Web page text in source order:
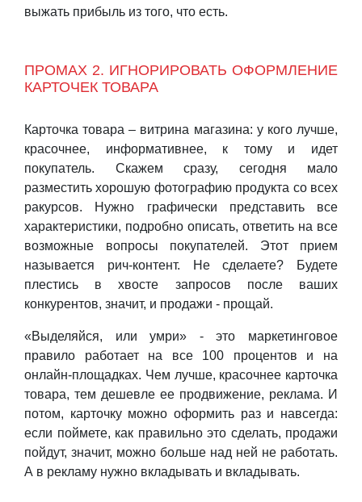
выжать прибыль из того, что есть.
ПРОМАХ 2. ИГНОРИРОВАТЬ ОФОРМЛЕНИЕ
КАРТОЧЕК ТОВАРА
Карточка товара – витрина магазина: у кого лучше,
красочнее, информативнее, к тому и идет
покупатель. Скажем сразу, сегодня мало
разместить хорошую фотографию продукта со всех
ракурсов. Нужно графически представить все
характеристики, подробно описать, ответить на все
возможные вопросы покупателей. Этот прием
называется рич-контент. Не сделаете? Будете
плестись в хвосте запросов после ваших
конкурентов, значит, и продажи - прощай.
«Выделяйся, или умри» - это маркетинговое
правило работает на все 100 процентов и на
онлайн-площадках. Чем лучше, красочнее карточка
товара, тем дешевле ее продвижение, реклама. И
потом, карточку можно оформить раз и навсегда:
если поймете, как правильно это сделать, продажи
пойдут, значит, можно больше над ней не работать.
А в рекламу нужно вкладывать и вкладывать.